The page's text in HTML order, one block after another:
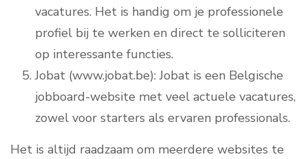
vacatures. Het is handig om je professionele
profiel bij te werken en direct te solliciteren
op interessante functies.
Jobat (www.jobat.be): Jobat is een Belgische
jobboard-website met veel actuele vacatures,
zowel voor starters als ervaren professionals.
Het is altijd raadzaam om meerdere websites te